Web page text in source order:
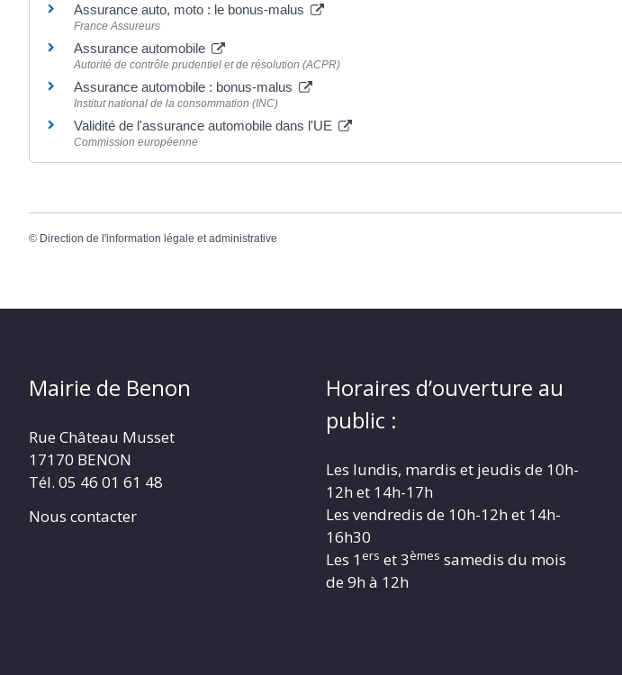
Assurance auto, moto : le bonus-malus
France Assureurs
Assurance automobile
Autorité de contrôle prudentiel et de résolution (ACPR)
Assurance automobile : bonus-malus
Institut national de la consommation (INC)
Validité de l'assurance automobile dans l'UE
Commission européenne
© Direction de l'information légale et administrative
Mairie de Benon
Rue Château Musset
17170 BENON
Tél. 05 46 01 61 48
Nous contacter
Horaires d’ouverture au
public :
Les lundis, mardis et jeudis de 10h-
12h et 14h-17h
Les vendredis de 10h-12h et 14h-
16h30
Les 1 ers et 3èmes samedis du mois
de 9h à 12h